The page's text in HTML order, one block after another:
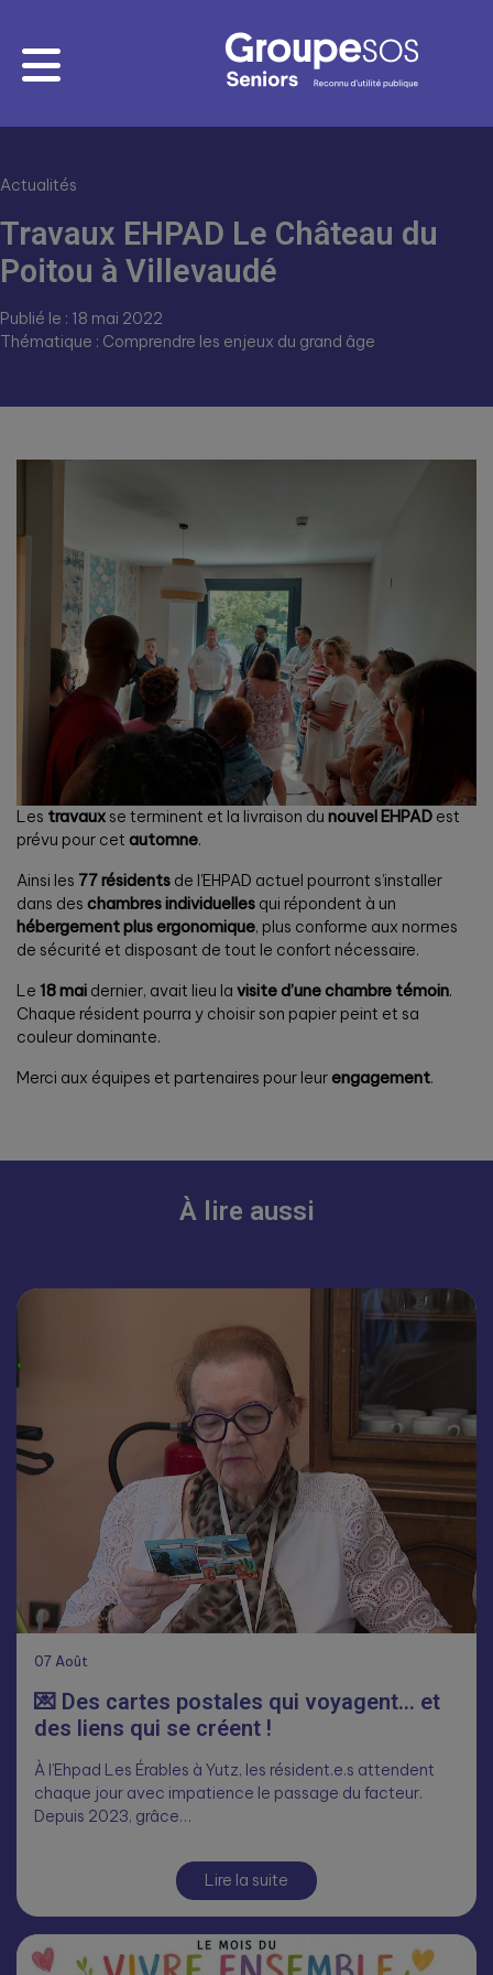
Actualités
Travaux EHPAD Le Château du
Poitou à Villevaudé
Publié le : 18 mai 2022
Thématique : Comprendre les enjeux du grand âge
Les travaux se terminent et la livraison du nouvel EHPAD est
prévu pour cet automne.
Ainsi les 77 résidents de l’EHPAD actuel pourront s’installer
dans des chambres individuelles qui répondent à un
hébergement plus ergonomique, plus conforme aux normes
de sécurité et disposant de tout le confort nécessaire.
Le 18 mai dernier, avait lieu la visite d’une chambre témoin.
Chaque résident pourra y choisir son papier peint et sa
couleur dominante.
Merci aux équipes et partenaires pour leurengagement.
À lire aussi
07 Août
💌 Des cartes postales qui voyagent… et
des liens qui se créent !
À l’Ehpad Les Érables à Yutz, les résident.e.s attendent
chaque jour avec impatience le passage du facteur.
Depuis 2023, grâce…
Lire la suite